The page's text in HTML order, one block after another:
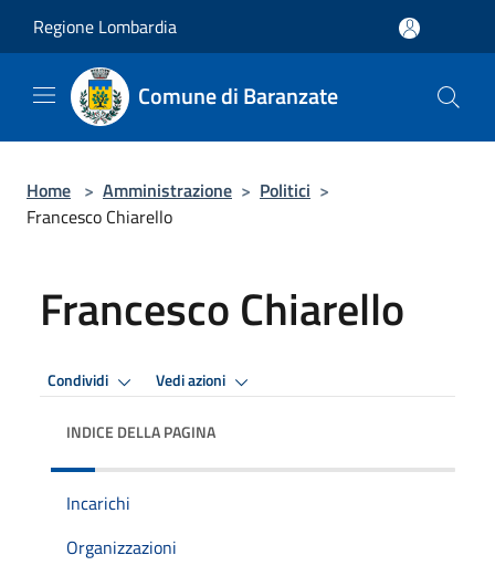
Regione Lombardia
Comune di Baranzate
Home > Amministrazione > Politici >
Francesco Chiarello
Francesco Chiarello
Condividi Vedi azioni
INDICE DELLA PAGINA
Incarichi
Organizzazioni